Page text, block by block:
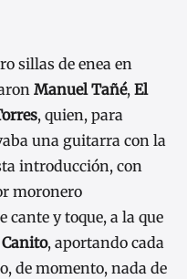
sillas de enea en
Manuel Tañé, El
, quien, para
una guitarra con la
introducción, con
moronero
y toque, a la que
Canito, aportando cada
de momento, nada de